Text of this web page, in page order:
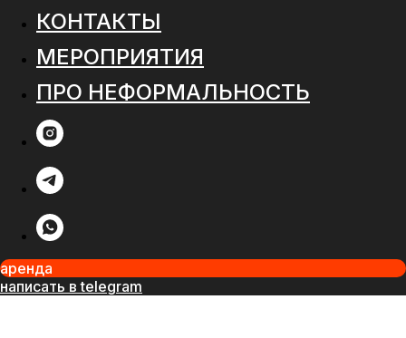
КОНТАКТЫ
МЕРОПРИЯТИЯ
ПРО НЕФОРМАЛЬНОСТЬ
аренда
написать в telegram